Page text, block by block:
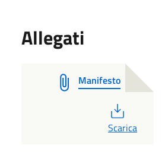
Allegati
Manifesto
PDF
Scarica